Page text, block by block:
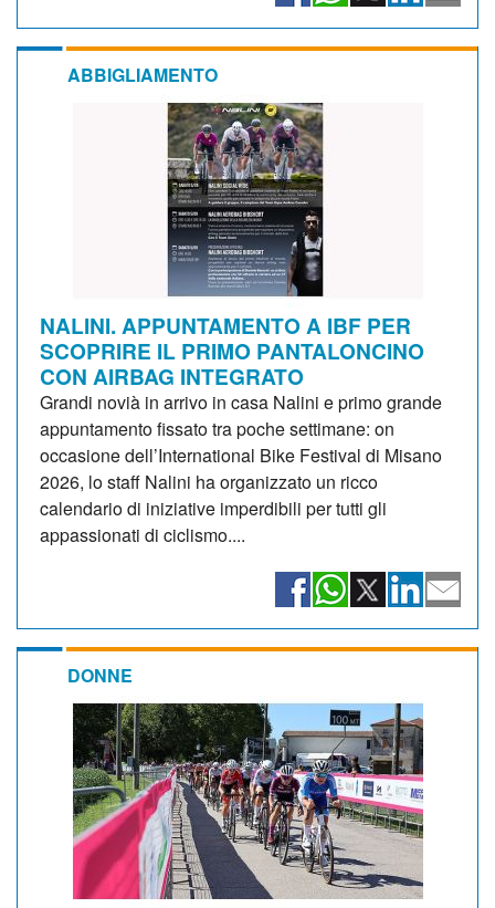
ABBIGLIAMENTO
NALINI. APPUNTAMENTO A IBF PER
SCOPRIRE IL PRIMO PANTALONCINO
CON AIRBAG INTEGRATO
Grandi novià in arrivo in casa Nalini e primo grande
appuntamento fissato tra poche settimane: on
occasione dell’International Bike Festival di Misano
2026, lo staff Nalini ha organizzato un ricco
calendario di iniziative imperdibili per tutti gli
appassionati di ciclismo....
DONNE